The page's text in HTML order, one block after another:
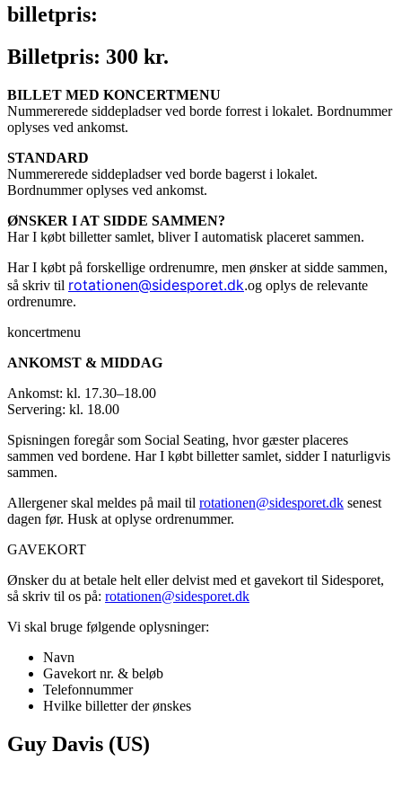
billetpris:
Billetpris: 300 kr.
BILLET MED KONCERTMENU
Nummererede siddepladser ved borde forrest i lokalet. Bordnummer
oplyses ved ankomst.
STANDARD
Nummererede siddepladser ved borde bagerst i lokalet.
Bordnummer oplyses ved ankomst.
ØNSKER I AT SIDDE SAMMEN?
Har I købt billetter samlet, bliver I automatisk placeret sammen.
Har I købt på forskellige ordrenumre, men ønsker at sidde sammen,
så skriv til rotationen@sidesporet.dk.og oplys de relevante
ordrenumre.
koncertmenu
ANKOMST & MIDDAG
Ankomst: kl. 17.30–18.00
Servering: kl. 18.00
Spisningen foregår som Social Seating, hvor gæster placeres
sammen ved bordene. Har I købt billetter samlet, sidder I naturligvis
sammen.
Allergener skal meldes på mail til rotationen@sidesporet.dk senest
dagen før. Husk at oplyse ordrenummer.
GAVEKORT
Ønsker du at betale helt eller delvist med et gavekort til Sidesporet,
så skriv til os på: rotationen@sidesporet.dk
Vi skal bruge følgende oplysninger:
Navn
Gavekort nr. & beløb
Telefonnummer
Hvilke billetter der ønskes
Guy Davis (US)